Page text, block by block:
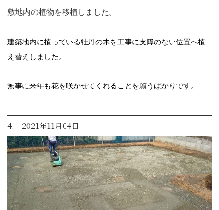
敷地内の植物を移植しました。
建築地内に植っている牡丹の木を工事に支障のない位置へ植
え替えしました。
無事に来年も花を咲かせてくれることを願うばかりです。
4. 2021年11月04日